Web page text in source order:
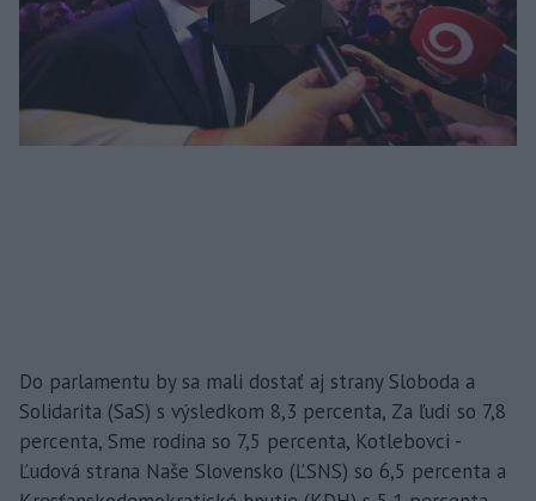
Do parlamentu by sa mali dostať aj strany Sloboda a
Solidarita (SaS) s výsledkom 8,3 percenta, Za ľudí so 7,8
percenta, Sme rodina so 7,5 percenta, Kotlebovci -
Ľudová strana Naše Slovensko (ĽSNS) so 6,5 percenta a